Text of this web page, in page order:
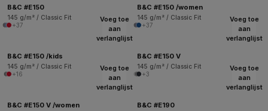
B&C #E150
145 g/m² / Classic Fit
+37
B&C #E150 /women
145 g/m² / Classic Fit
+37
Voeg toe
aan
verlanglijst
B&C #E150 /kids
145 g/m² / Classic Fit
+16
Voeg toe
aan
verlanglijst
B&C #E150 V
145 g/m² / Classic Fit
+3
Voeg toe
aan
verlanglijst
B&C #E150 V /women
Voeg toe
aan
verlanglijst
B&C #E190